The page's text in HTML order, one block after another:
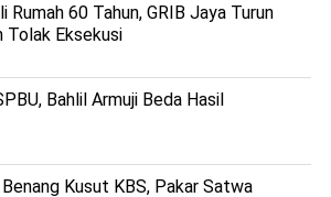
Rumah 60 Tahun, GRIB Jaya Turun
Tolak Eksekusi
Bahlil Armuji Beda Hasil
Kusut KBS, Pakar Satwa